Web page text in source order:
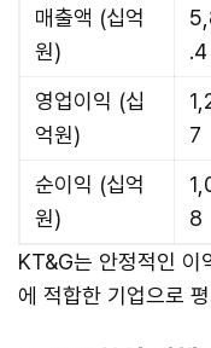
매출액 (십억
원)
.4
영업이익 (십
억원)
7
순이익 (십억
원)
8
KT&G는 안정적인 이
에 적합한 기업으로